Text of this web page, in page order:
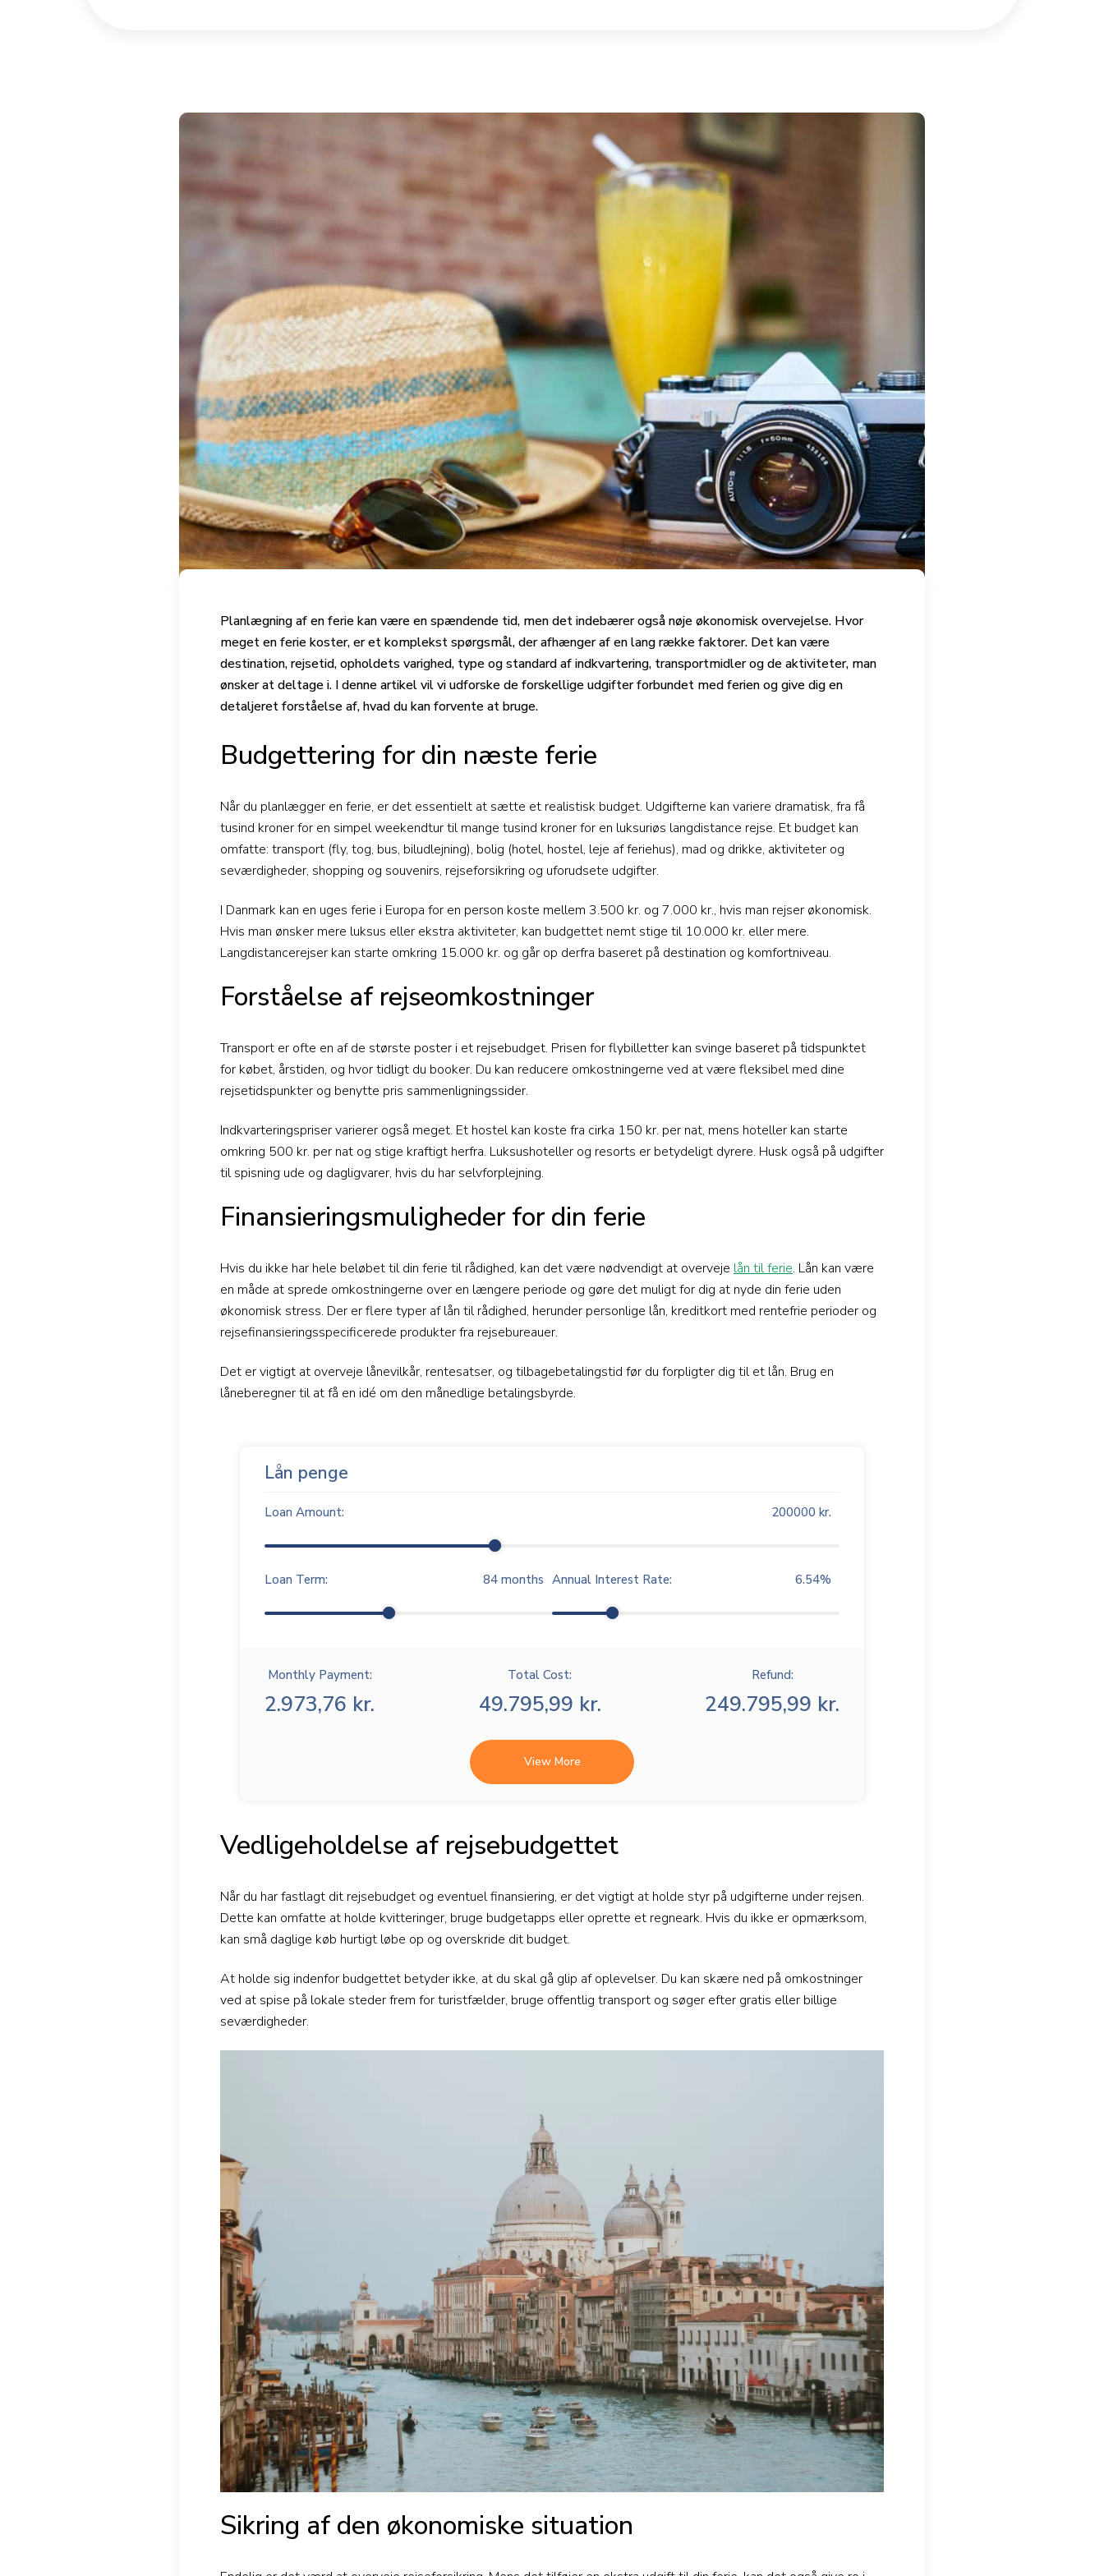
Planlægning af en ferie kan være en spændende tid, men det indebærer også nøje økonomisk overvejelse. Hvor
meget en ferie koster, er et komplekst spørgsmål, der afhænger af en lang række faktorer. Det kan være
destination, rejsetid, opholdets varighed, type og standard af indkvartering, transportmidler og de aktiviteter, man
ønsker at deltage i. I denne artikel vil vi udforske de forskellige udgifter forbundet med ferien og give dig en
detaljeret forståelse af, hvad du kan forvente at bruge.
Budgettering for din næste ferie
Når du planlægger en ferie, er det essentielt at sætte et realistisk budget. Udgifterne kan variere dramatisk, fra få
tusind kroner for en simpel weekendtur til mange tusind kroner for en luksuriøs langdistance rejse. Et budget kan
omfatte: transport (fly, tog, bus, biludlejning), bolig (hotel, hostel, leje af feriehus), mad og drikke, aktiviteter og
seværdigheder, shopping og souvenirs, rejseforsikring og uforudsete udgifter.
I Danmark kan en uges ferie i Europa for en person koste mellem 3.500 kr. og 7.000 kr., hvis man rejser økonomisk.
Hvis man ønsker mere luksus eller ekstra aktiviteter, kan budgettet nemt stige til 10.000 kr. eller mere.
Langdistancerejser kan starte omkring 15.000 kr. og går op derfra baseret på destination og komfortniveau.
Forståelse af rejseomkostninger
Transport er ofte en af de største poster i et rejsebudget. Prisen for flybilletter kan svinge baseret på tidspunktet
for købet, årstiden, og hvor tidligt du booker. Du kan reducere omkostningerne ved at være fleksibel med dine
rejsetidspunkter og benytte pris sammenligningssider.
Indkvarteringspriser varierer også meget. Et hostel kan koste fra cirka 150 kr. per nat, mens hoteller kan starte
omkring 500 kr. per nat og stige kraftigt herfra. Luksushoteller og resorts er betydeligt dyrere. Husk også på udgifter
til spisning ude og dagligvarer, hvis du har selvforplejning.
Finansieringsmuligheder for din ferie
Hvis du ikke har hele beløbet til din ferie til rådighed, kan det være nødvendigt at overveje lån til ferie. Lån kan være
en måde at sprede omkostningerne over en længere periode og gøre det muligt for dig at nyde din ferie uden
økonomisk stress. Der er flere typer af lån til rådighed, herunder personlige lån, kreditkort med rentefrie perioder og
rejsefinansieringsspecificerede produkter fra rejsebureauer.
Det er vigtigt at overveje lånevilkår, rentesatser, og tilbagebetalingstid før du forpligter dig til et lån. Brug en
låneberegner til at få en idé om den månedlige betalingsbyrde.
Lån penge
Loan Amount: 200000 kr.
Loan Term: 84 months Annual Interest Rate: 6.54%
Monthly Payment:
2.973,76 kr.
Total Cost:
49.795,99 kr.
Refund:
249.795,99 kr.
View More
Vedligeholdelse af rejsebudgettet
Når du har fastlagt dit rejsebudget og eventuel finansiering, er det vigtigt at holde styr på udgifterne under rejsen.
Dette kan omfatte at holde kvitteringer, bruge budgetapps eller oprette et regneark. Hvis du ikke er opmærksom,
kan små daglige køb hurtigt løbe op og overskride dit budget.
At holde sig indenfor budgettet betyder ikke, at du skal gå glip af oplevelser. Du kan skære ned på omkostninger
ved at spise på lokale steder frem for turistfælder, bruge offentlig transport og søger efter gratis eller billige
seværdigheder.
Sikring af den økonomiske situation